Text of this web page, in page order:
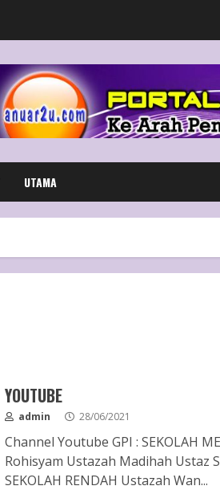
UTAMA
YOUTUBE
admin 28/06/2021
Channel Youtube GPI : SEKOLAH
Rohisyam Ustazah Madihah Ustaz
SEKOLAH RENDAH Ustazah Wan...